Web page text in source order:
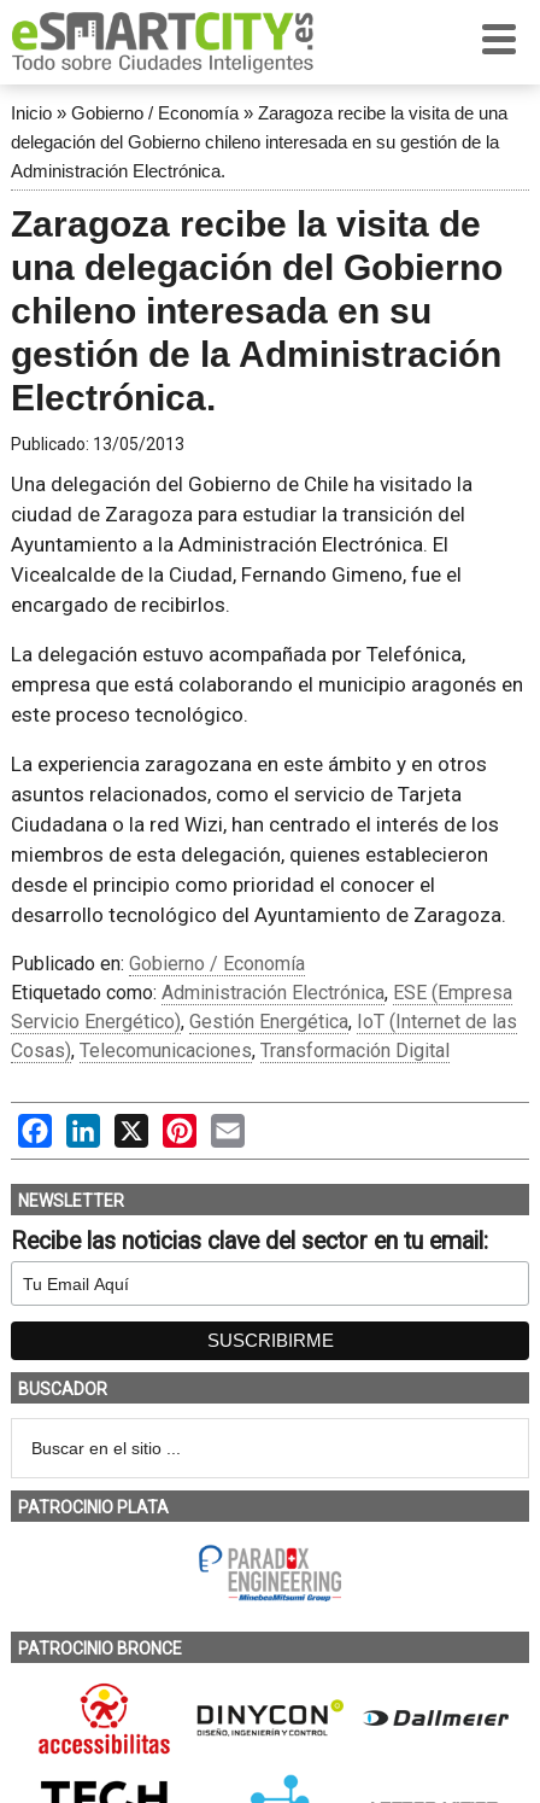
Inicio» Gobierno / Economía» Zaragoza recibe la visita de una
delegación del Gobierno chileno interesada en su gestión de la
Administración Electrónica.
Zaragoza recibe la visita de
una delegación del Gobierno
chileno interesada en su
gestión de la Administración
Electrónica.
Publicado: 13/05/2013
Una delegación del Gobierno de Chile ha visitado la
ciudad de Zaragoza para estudiar la transición del
Ayuntamiento a la Administración Electrónica. El
Vicealcalde de la Ciudad, Fernando Gimeno, fue el
encargado de recibirlos.
La delegación estuvo acompañada por Telefónica,
empresa que está colaborando el municipio aragonés en
este proceso tecnológico.
La experiencia zaragozana en este ámbito y en otros
asuntos relacionados, como el servicio de Tarjeta
Ciudadana o la red Wizi, han centrado el interés de los
miembros de esta delegación, quienes establecieron
desde el principio como prioridad el conocer el
desarrollo tecnológico del Ayuntamiento de Zaragoza.
Publicado en: Gobierno / Economía
Etiquetado como: Administración Electrónica, ESE (Empresa
Servicio Energético), Gestión Energética, IoT (Internet de las
Cosas), Telecomunicaciones, Transformación Digital
FacebookLinkedIn
X PinterestEmail
NEWSLETTER
Recibe las noticias clave del sector en tu email:
BUSCADOR
PATROCINIO PLATA
PATROCINIO BRONCE